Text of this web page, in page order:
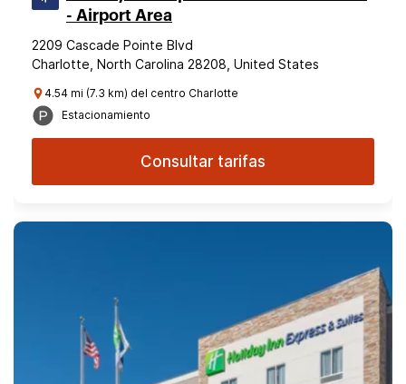
- Airport Area
2209 Cascade Pointe Blvd
Charlotte, North Carolina 28208, United States
4.54 mi (7.3 km) del centro Charlotte
Estacionamiento
Consultar tarifas